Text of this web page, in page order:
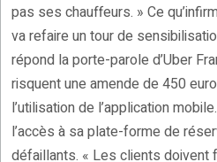
pas ses chauffeurs. » Ce
va refaire un tour de
répond la porte-parole d’Uber
risquent une amende de 450
l’utilisation de l’application
l’accès à sa plate-forme de
défaillants. « Les clients doivent